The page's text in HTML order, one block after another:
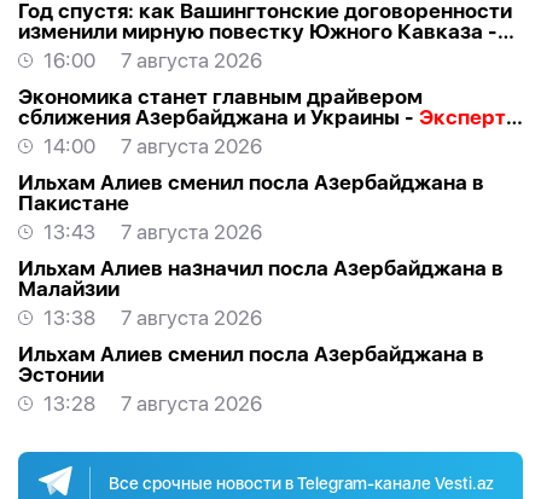
Год спустя: как Вашингтонские договоренности
изменили мирную повестку Южного Кавказа -
ВЗГЛЯД
16:00
7 августа 2026
Экономика станет главным драйвером
сближения Азербайджана и Украины - Эксперт о
визите Байрамова в Киев
14:00
7 августа 2026
Ильхам Алиев сменил посла Азербайджана в
Пакистане
13:43
7 августа 2026
Ильхам Алиев назначил посла Азербайджана в
Малайзии
13:38
7 августа 2026
Ильхам Алиев сменил посла Азербайджана в
Эстонии
13:28
7 августа 2026
Все срочные новости в Telegram-канале Vesti.az